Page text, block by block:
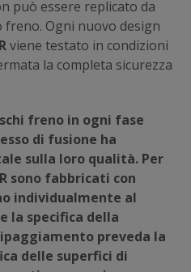
può essere replicato da
freno. Ogni nuovo design
viene testato in condizioni
la completa sicurezza
freno in ogni fase
di fusione ha
sulla loro qualità. Per
sono fabbricati con
individualmente al
la specifica della
preveda la
delle superfici di